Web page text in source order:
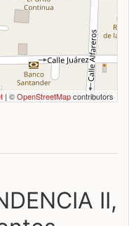
| ©OpenStreetMapcontributors
II,